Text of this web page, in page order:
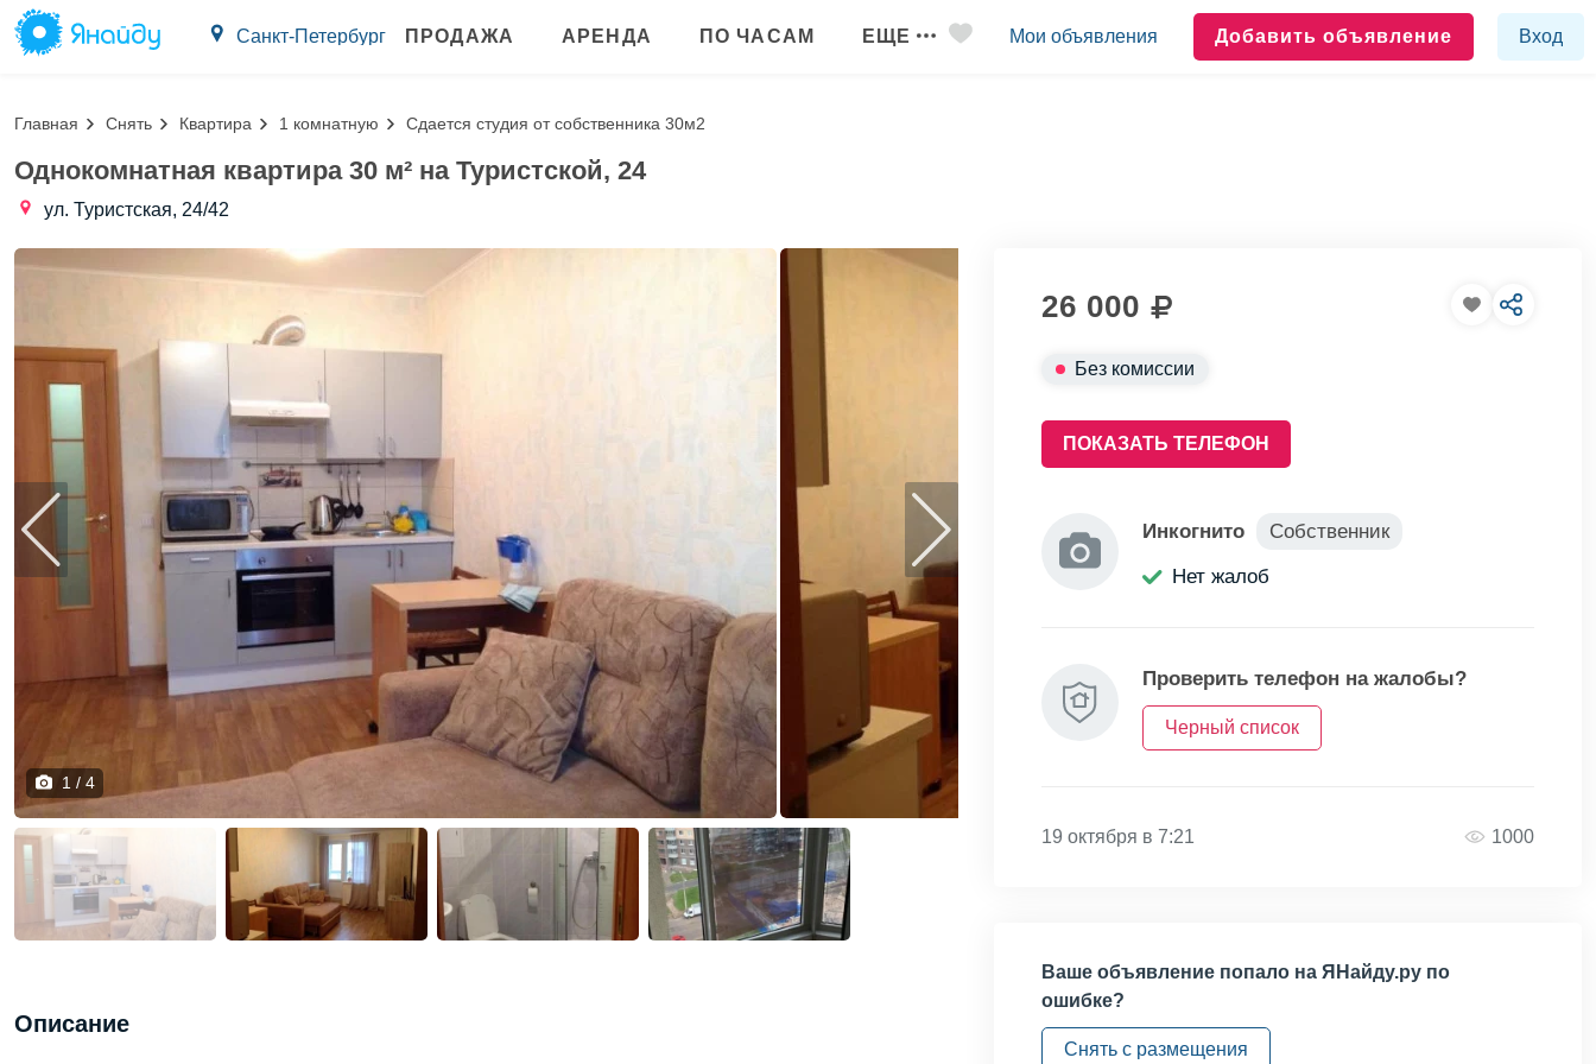
Санкт-Петербург ПРОДАЖА АРЕНДА ПО ЧАСАМ ЕЩЕ Мои объявления Добавить объявление Вход
Главная Снять Квартира 1 комнатную Сдается студия от собственника 30м2
Однокомнатная квартира 30 м² на Туристской, 24
ул. Туристская, 24/42
1 / 4
26 000
Без комиссии
ПОКАЗАТЬ ТЕЛЕФОН
Инкогнито
Собственник
Нет жалоб
Проверить телефон на жалобы?
Черный список
19 октября в 7:21 1000
Ваше объявление попало на ЯНайду.ру по
ошибке?
Снять с размещения
Описание